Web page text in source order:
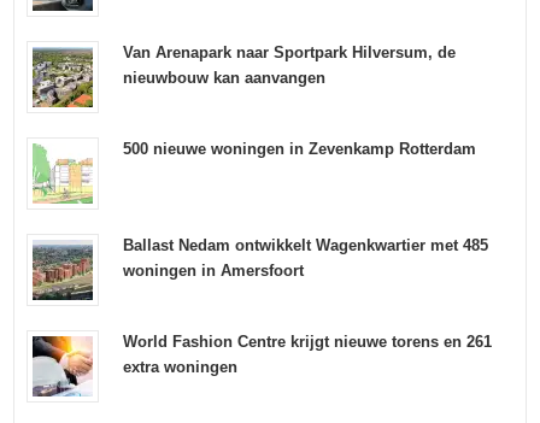
Van Arenapark naar Sportpark Hilversum, de
nieuwbouw kan aanvangen
500 nieuwe woningen in Zevenkamp Rotterdam
Ballast Nedam ontwikkelt Wagenkwartier met 485
woningen in Amersfoort
World Fashion Centre krijgt nieuwe torens en 261
extra woningen